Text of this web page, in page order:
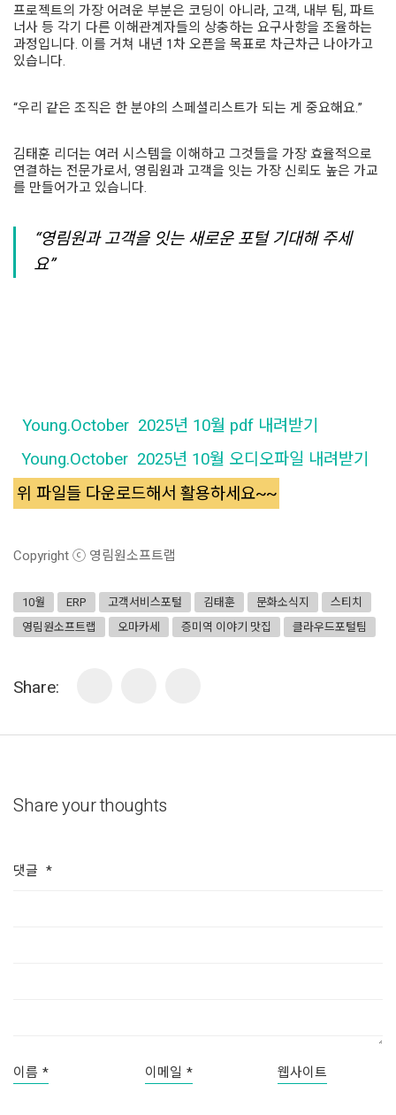
프로젝트의 가장 어려운 부분은 코딩이 아니라, 고객, 내부 팀, 파트
너사 등 각기 다른 이해관계자들의 상충하는 요구사항을 조율하는
과정입니다. 이를 거쳐 내년 1차 오픈을 목표로 차근차근 나아가고
있습니다.
“우리 같은 조직은 한 분야의 스페셜리스트가 되는 게 중요해요.”
김태훈 리더는 여러 시스템을 이해하고 그것들을 가장 효율적으로
연결하는 전문가로서, 영림원과 고객을 잇는 가장 신뢰도 높은 가교
를 만들어가고 있습니다.
“영림원과 고객을 잇는 새로운 포털 기대해 주세
요”
Young.October 2025년 10월 pdf 내려받기
Young.October 2025년 10월 오디오파일 내려받기
위 파일들 다운로드해서 활용하세요~~
Copyright ⓒ 영림원소프트랩
10월 ERP 고객서비스포털 김태훈 문화소식지
스티치
영림원소프트랩
오마카세 증미역 이야기 맛집 클라우드포털팀
Share:
Share your thoughts
댓글 *
이름 * 이메일 * 웹사이트